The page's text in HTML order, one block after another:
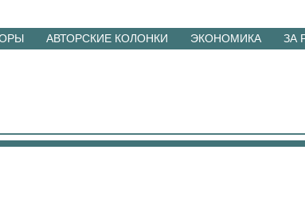
АВТОРСКИЕ КОЛОНКИ ЭКОНОМИКА ЗА